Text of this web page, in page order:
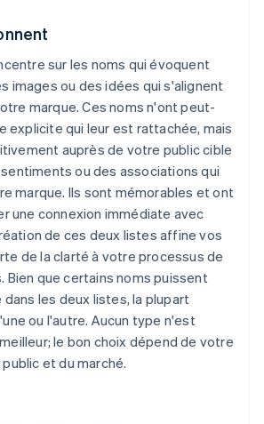
sur les noms qui évoquent
images ou des idées qui s'alignent
marque. Ces noms n'ont peut-
explicite qui leur est rattachée, mais
auprès de votre public cible
ou des associations qui
marque. Ils sont mémorables et ont
une connexion immédiate avec
de ces deux listes affine vos
de la clarté à votre processus de
Bien que certains noms puissent
les deux listes, la plupart
ou l'autre. Aucun type n'est
le bon choix dépend de votre
et du marché.